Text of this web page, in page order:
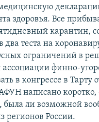
здоровья. Все
карантин,
два теста на
ограничений в
ассоциации финно-
в конгрессе в Тарту
написано коротко,
была ли возможной
регионов России.